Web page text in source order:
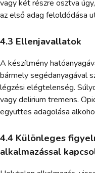
vagy két részre osztva
az első adag feloldódása
4.3 Ellenjavallatok
A készítmény
bármely segédanyagával
légzési elégtelenség.
vagy delirium tremens.
együttes adagolása
4.4 Különleges
alkalmazással